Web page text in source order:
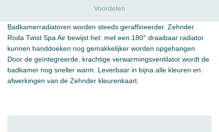
Voordelen
Badkamerradiatoren worden steeds geraffineerder. Zehnder
Roda Twist Spa Air bewijst het: met een 180° draaibaar radiator
kunnen handdoeken nog gemakkelijker worden opgehangen.
Door de geïntegreerde, krachtige verwarmingsventilator wordt de
badkamer nog sneller warm. Leverbaar in bijna alle kleuren en
afwerkingen van de Zehnder kleurenkaart.